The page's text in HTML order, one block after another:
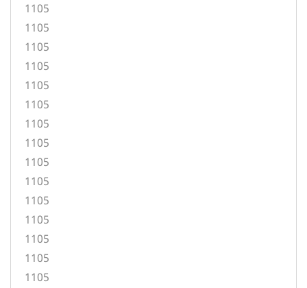
1105
1105
1105
1105
1105
1105
1105
1105
1105
1105
1105
1105
1105
1105
1105